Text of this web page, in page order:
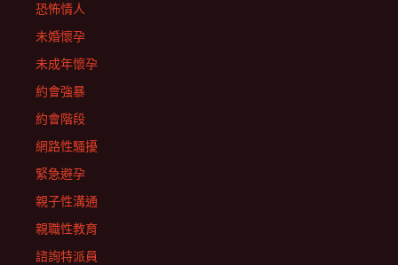
恐怖情人
未婚懷孕
未成年懷孕
約會強暴
約會階段
網路性騷擾
緊急避孕
親子性溝通
親職性教育
諮詢特派員